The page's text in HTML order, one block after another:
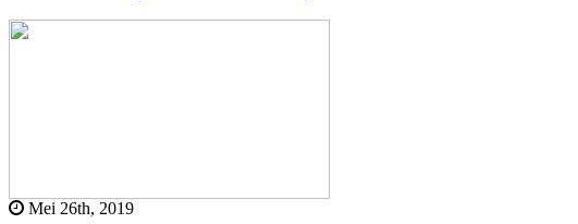
Mei 26th, 2019